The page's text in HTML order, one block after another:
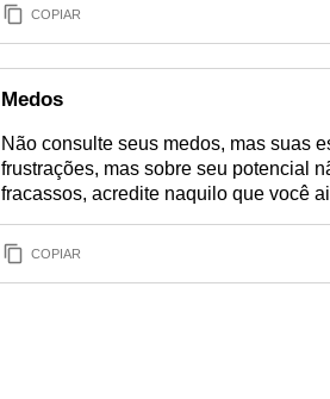
COPIAR
Medos
Não consulte seus medos, mas suas
frustrações, mas sobre seu potencial
fracassos, acredite naquilo que você
COPIAR